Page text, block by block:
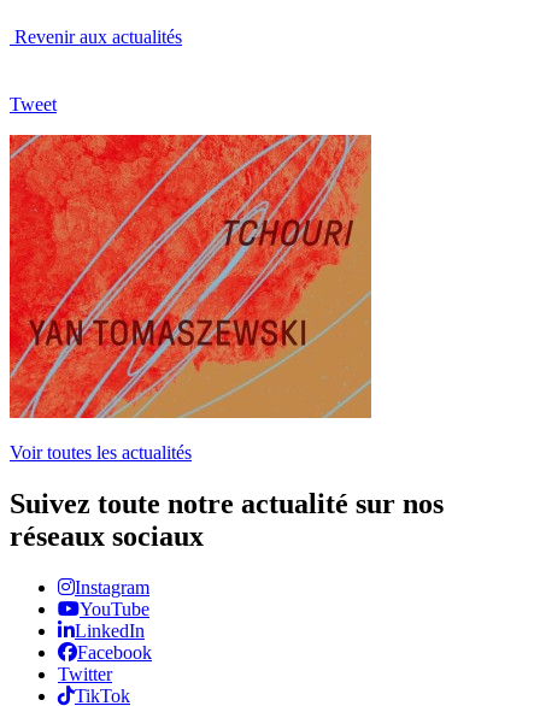
Revenir aux actualités
Tweet
Voir toutes les actualités
Suivez toute notre actualité sur nos
réseaux sociaux
Instagram
YouTube
LinkedIn
Facebook
Twitter
TikTok